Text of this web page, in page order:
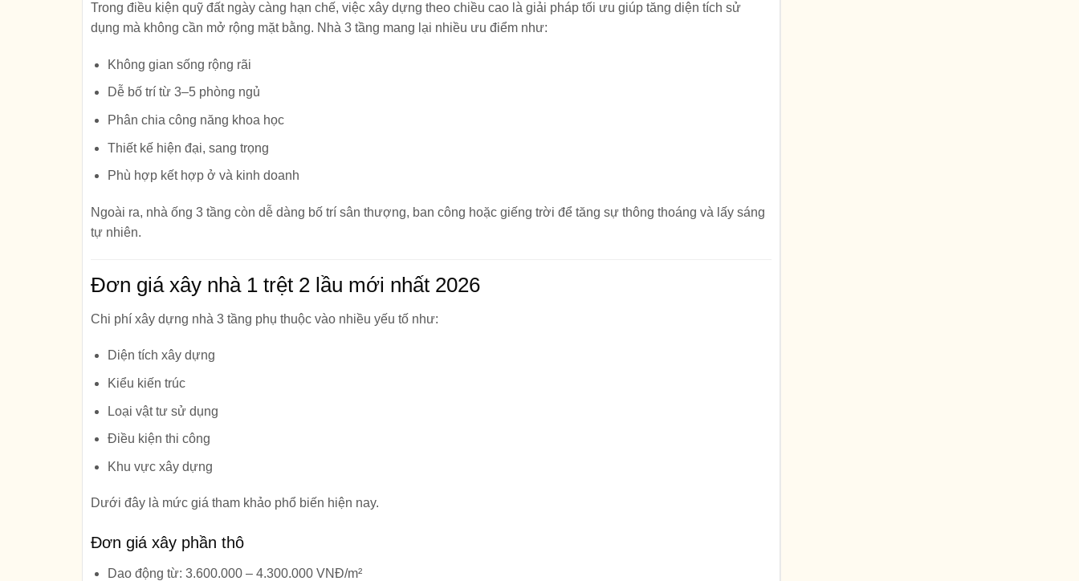
Trong điều kiện quỹ đất ngày càng hạn chế, việc xây dựng theo chiều cao là giải pháp tối ưu giúp tăng diện tích sử
dụng mà không cần mở rộng mặt bằng. Nhà 3 tầng mang lại nhiều ưu điểm như:
Không gian sống rộng rãi
Dễ bố trí từ 3–5 phòng ngủ
Phân chia công năng khoa học
Thiết kế hiện đại, sang trọng
Phù hợp kết hợp ở và kinh doanh
Ngoài ra, nhà ống 3 tầng còn dễ dàng bố trí sân thượng, ban công hoặc giếng trời để tăng sự thông thoáng và lấy sáng
tự nhiên.
Đơn giá xây nhà 1 trệt 2 lầu mới nhất 2026
Chi phí xây dựng nhà 3 tầng phụ thuộc vào nhiều yếu tố như:
Diện tích xây dựng
Kiểu kiến trúc
Loại vật tư sử dụng
Điều kiện thi công
Khu vực xây dựng
Dưới đây là mức giá tham khảo phổ biến hiện nay.
Đơn giá xây phần thô
Dao động từ: 3.600.000 – 4.300.000 VNĐ/m²